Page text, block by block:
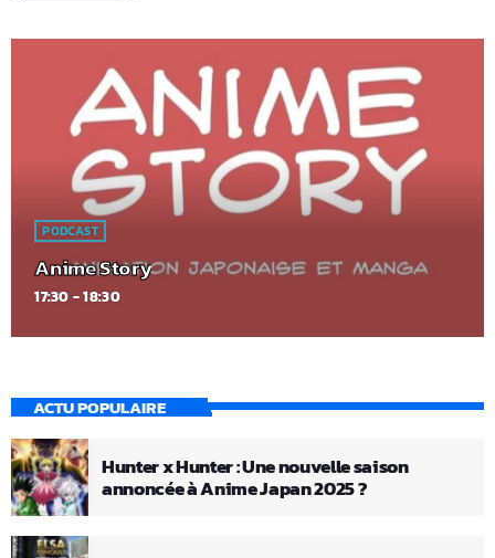
PODCAST
Anime Story
17:30 - 18:30
ACTU POPULAIRE
Hunter x Hunter : Une nouvelle saison
annoncée à Anime Japan 2025 ?